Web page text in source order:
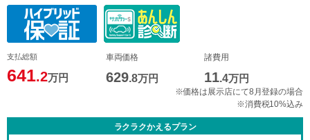
支払総額
641.2万円
車両価格
629.8万円
諸費用
11.4万円
※価格は展示店にて8月登録の場合
※消費税10%込み
ラクラクかえるプラン